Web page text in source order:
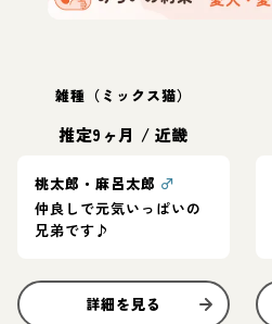
雑種（ミックス猫）
推定9ヶ月 / 近畿
桃太郎・麻呂太郎 ♂
仲良しで元気いっぱいの
兄弟です♪
詳細を見る